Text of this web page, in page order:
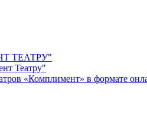
ТЕАТРУ"
Театру"
«Комплимент» в формате